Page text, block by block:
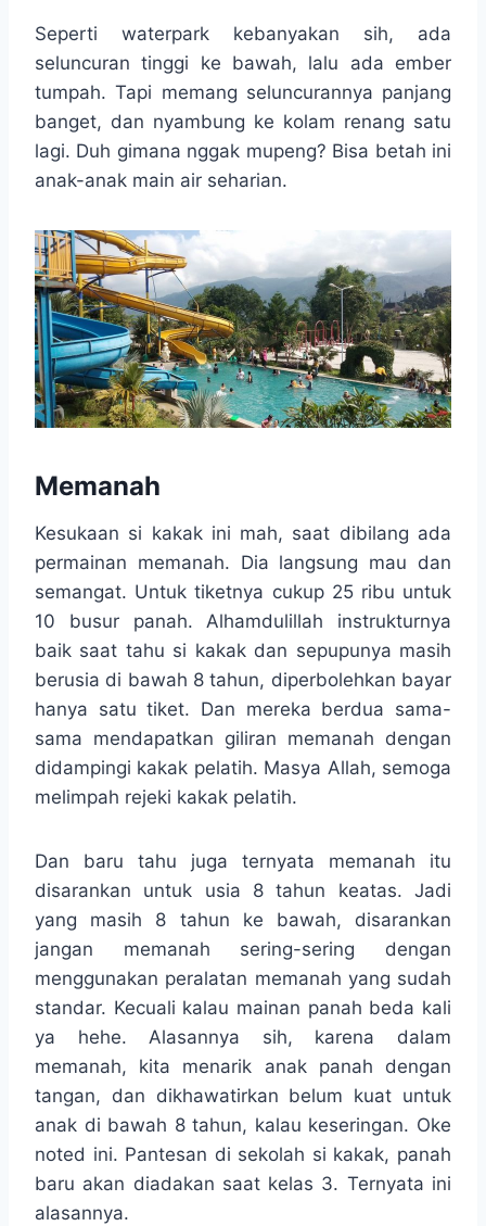
Seperti waterpark kebanyakan sih, ada
seluncuran tinggi ke bawah, lalu ada ember
tumpah. Tapi memang seluncurannya panjang
banget, dan nyambung ke kolam renang satu
lagi. Duh gimana nggak mupeng? Bisa betah ini
anak-anak main air seharian.
Memanah
Kesukaan si kakak ini mah, saat dibilang ada
permainan memanah. Dia langsung mau dan
semangat. Untuk tiketnya cukup 25 ribu untuk
10 busur panah. Alhamdulillah instrukturnya
baik saat tahu si kakak dan sepupunya masih
berusia di bawah 8 tahun, diperbolehkan bayar
hanya satu tiket. Dan mereka berdua sama-
sama mendapatkan giliran memanah dengan
didampingi kakak pelatih. Masya Allah, semoga
melimpah rejeki kakak pelatih.
Dan baru tahu juga ternyata memanah itu
disarankan untuk usia 8 tahun keatas. Jadi
yang masih 8 tahun ke bawah, disarankan
jangan memanah sering-sering dengan
menggunakan peralatan memanah yang sudah
standar. Kecuali kalau mainan panah beda kali
ya hehe. Alasannya sih, karena dalam
memanah, kita menarik anak panah dengan
tangan, dan dikhawatirkan belum kuat untuk
anak di bawah 8 tahun, kalau keseringan. Oke
noted ini. Pantesan di sekolah si kakak, panah
baru akan diadakan saat kelas 3. Ternyata ini
alasannya.